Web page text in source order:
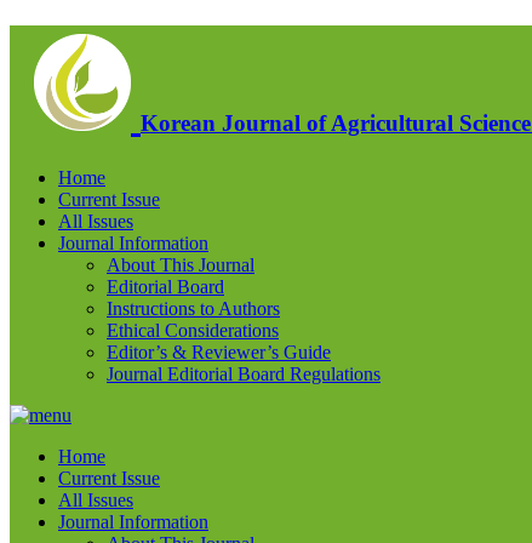
Korean Journal of Agricultural Science
Home
Current Issue
All Issues
Journal Information
About This Journal
Editorial Board
Instructions to Authors
Ethical Considerations
Editor’s & Reviewer’s Guide
Journal Editorial Board Regulations
Home
Current Issue
All Issues
Journal Information